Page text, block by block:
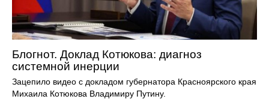
Блогнот. Доклад Котюкова: диагноз
системной инерции
Зацепило видео с докладом губернатора Красноярского края
Михаила Котюкова Владимиру Путину.